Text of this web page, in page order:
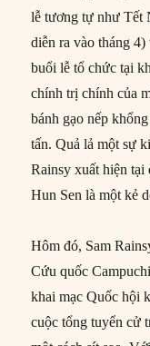
lễ tương tự như Tết
diễn ra vào tháng
buổi lễ tổ chức tại
chính trị chính của
bánh gạo nếp
tấn. Quả lả một sự
Rainsy xuất hiện tại
Hun Sen là một kẻ
Hôm đó, Sam
Cứu quốc
khai mạc Quốc hội
cuộc tổng tuyển cử